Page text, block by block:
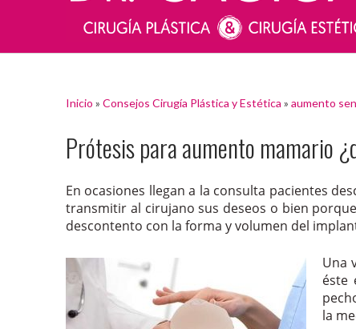
Inicio » Consejos Cirugía Plástica y Estética » aumento
Prótesis para aumento mamario
En ocasiones llegan a la consulta pacientes
transmitir al cirujano sus deseos o bien
descontento con la forma y volumen del
Una
éste
la